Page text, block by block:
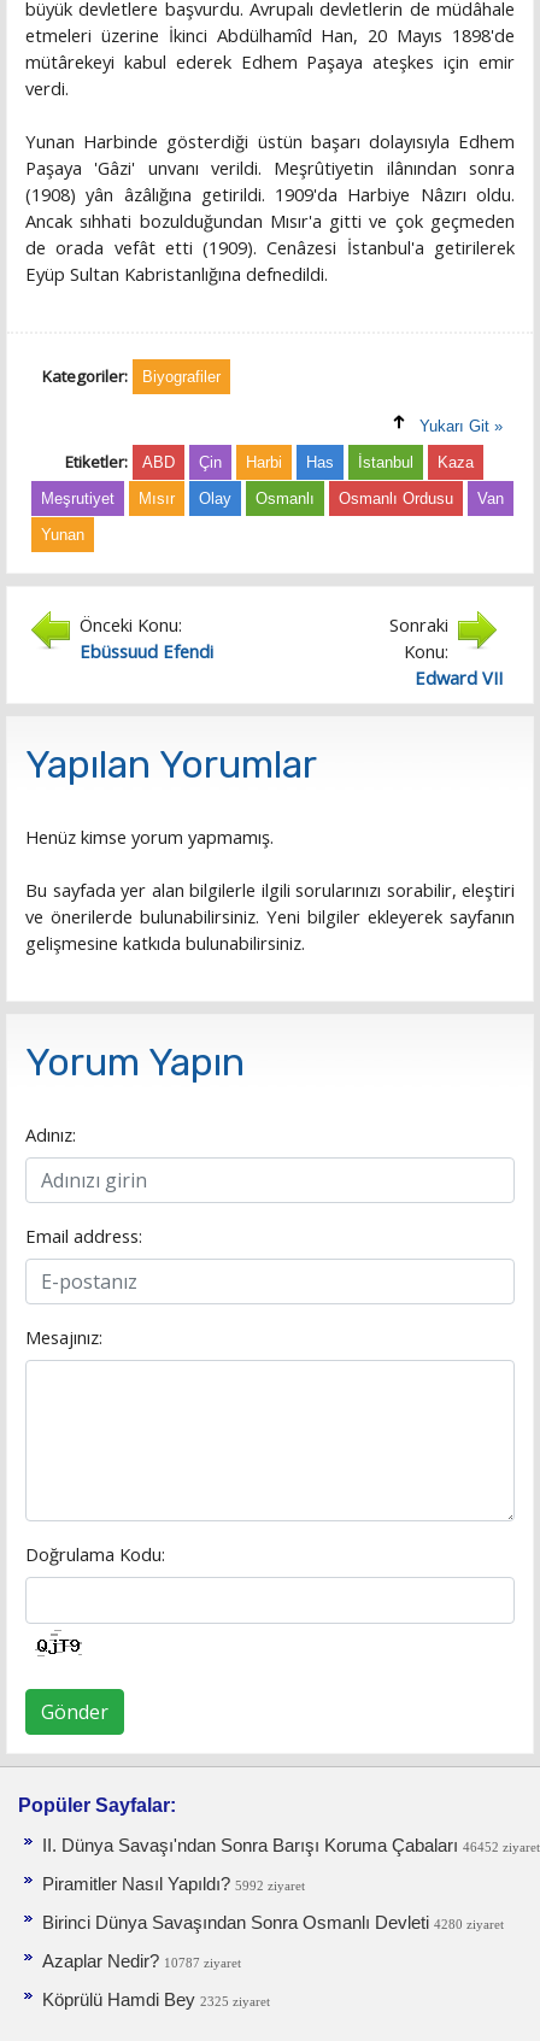
büyük devletlere başvurdu. Avrupalı devletlerin de müdâhale
etmeleri üzerine İkinci Abdülhamîd Han, 20 Mayıs 1898'de
mütârekeyi kabul ederek Edhem Paşaya ateşkes için emir
verdi.
Yunan Harbinde gösterdiği üstün başarı dolayısıyla Edhem
Paşaya 'Gâzi' unvanı verildi. Meşrûtiyetin ilânından sonra
(1908) yân âzâlığına getirildi. 1909'da Harbiye Nâzırı oldu.
Ancak sıhhati bozulduğundan Mısır'a gitti ve çok geçmeden
de orada vefât etti (1909). Cenâzesi İstanbul'a getirilerek
Eyüp Sultan Kabristanlığına defnedildi.
Kategoriler: Biyografiler
Yukarı Git »
Etiketler: ABD Çin Harbi Has İstanbul
Kaza
Meşrutiyet
Mısır Olay Osmanlı Osmanlı Ordusu
Van
Yunan
Önceki Konu:
Ebüssuud Efendi
Sonraki
Konu:
Edward VII
Yapılan Yorumlar
Henüz kimse yorum yapmamış.
Bu sayfada yer alan bilgilerle ilgili sorularınızı sorabilir, eleştiri
ve önerilerde bulunabilirsiniz. Yeni bilgiler ekleyerek sayfanın
gelişmesine katkıda bulunabilirsiniz.
Yorum Yapın
Adınız:
Email address:
Mesajınız:
Doğrulama Kodu:
Gönder
Popüler Sayfalar:
II. Dünya Savaşı'ndan Sonra Barışı Koruma Ça­baları 46452 ziyaret
Piramitler Nasıl Yapıldı? 5992 ziyaret
Birinci Dünya Savaşından Sonra Osmanlı Devleti 4280 ziyaret
Azaplar Nedir? 10787 ziyaret
Köprülü Hamdi Bey 2325 ziyaret